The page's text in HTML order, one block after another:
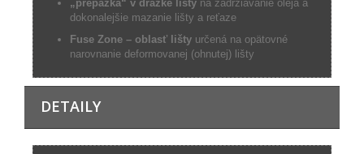
„prepážka“ v drážke lišty na zadržiavanie oleja a
dokonalejšie mazanie lišty a reťaze
Fuse Zone – oblasť lišty určená na opätovné
narovnanie deformovanej (ohnutej) lišty
DETAILY